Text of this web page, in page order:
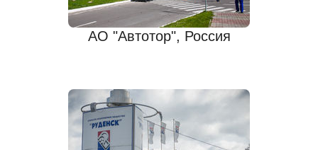
АО "Автотор", Россия